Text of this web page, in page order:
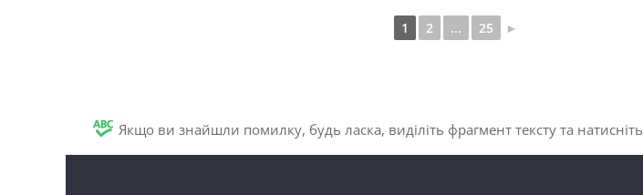
1 2 ... 25 ►
Якщо ви знайшли помилку, будь ласка, виділіть фрагмент тексту та натисніть